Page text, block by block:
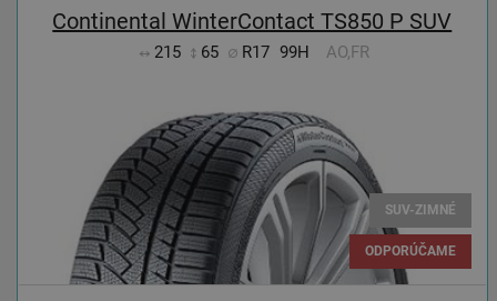
Continental WinterContact TS850 P SUV
215 65 R17 99H AO,FR
SUV-ZIMNÉ
ODPORÚČAME